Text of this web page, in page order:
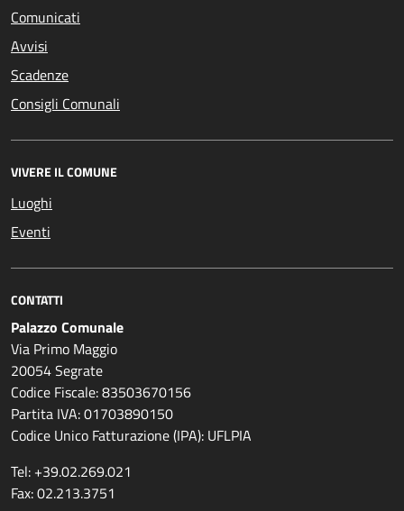
Comunicati
Avvisi
Scadenze
Consigli Comunali
VIVERE IL COMUNE
Luoghi
Eventi
CONTATTI
Palazzo Comunale
Via Primo Maggio
20054 Segrate
Codice Fiscale: 83503670156
Partita IVA: 01703890150
Codice Unico Fatturazione (IPA): UFLPIA
Tel: +39.02.269.021
Fax: 02.213.3751